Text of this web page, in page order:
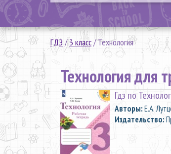
ГДЗ /3 класс/Технология
Технология для
Гдз по
Aвторы:Е.А.
Издательство: